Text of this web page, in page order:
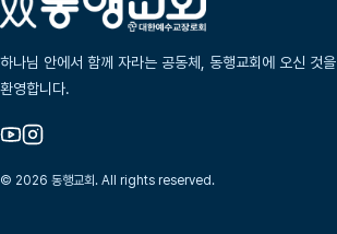
하나님 안에서 함께 자라는 공동체, 동행교회에 오신 것을
환영합니다.
© 2026 동행교회. All rights reserved.